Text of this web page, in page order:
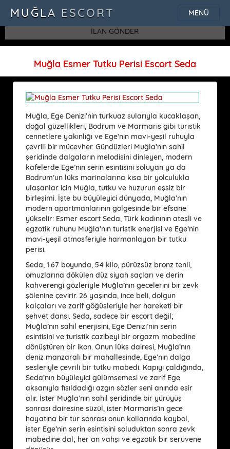
SQLSTATE[42000]: Syntax error or access violation: 1115 Unknown
character set: 'uf8'
MENÜ
MUĞLA ESCORT
İLAN GÖNDER
Muğla Esmer Tutku Perisi Escort Seda
Muğla, Ege Denizi’nin turkuaz sularıyla kucaklaşan,
doğal güzellikleri, Bodrum ve Marmaris gibi turistik
cennetlere yakınlığı ve Ege’nin mavi-yeşil ruhuyla
çevrili bir mücevher. Gündüzleri Muğla’nın sahil
şeridinde dalgaların melodisini dinleyen, modern
kafelerde Ege’nin serin esintisini soluyan ya da
Bodrum’un lüks marinalarına kısa bir yolculukla
ulaşanlar için Muğla, tutku ve huzurun eşsiz bir
birleşimi. İşte bu büyüleyici dünyada, Muğla’nın
modern apartmanlarının gölgesinde bir efsane
yükselir: Esmer escort Seda, Türk kadınının ateşli ve
egzotik ruhunu Muğla’nın turistik enerjisi ve Ege’nin
mavi-yeşil atmosferiyle harmanlayan bir tutku
perisi.
Seda, 1.67 boyunda, 54 kilo, pürüzsüz bronz tenli,
omuzlarına dökülen düz siyah saçları ve derin
kahverengi gözleriyle Muğla’nın gecelerini bir zevk
şölenine çevirir. 26 yaşında, ince beli, dolgun
kalçaları ve zarif göğüsleriyle her hareketi bir
şehvet dansı. Seda, sadece bir escort değil;
Muğla’nın sahil enerjisini, Ege Denizi’nin serin
esintisini ve turistik cazibeyi bir orgazm mabedine
dönüştüren bir ikon. Onun lüks dairesi, Muğla’nın
deniz manzaralı bir mahallesinde, Ege’nin dalga
sesleriyle çevrili bir tutku mabedi. Kapıyı çaldığında,
Seda’nın büyüleyici gülümsemesi ve zarif Ege
aksanıyla fısıldadığı azgın sözler seni anında esir
alır. İster Muğla’nın sahil şeridinde bir yürüyüş
sonrası dairesine süzül, ister Marmaris’in gece
hayatına bir tur sonrası onun kollarında kaybol,
ister Ege’nin serin esintisini soluduktan sonra zevk
mabedine dal; her an vahşi ve egzotik bir serüvene